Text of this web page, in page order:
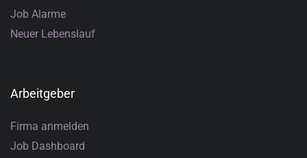
Job Alarme
Neuer Lebenslauf
Arbeitgeber
Firma anmelden
Job Dashboard